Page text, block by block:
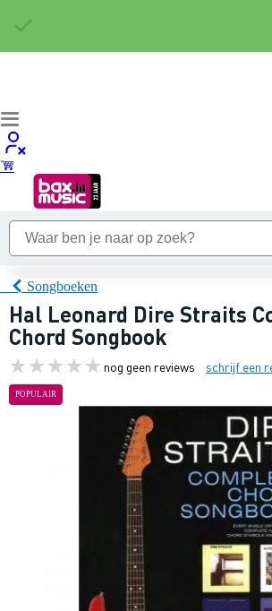
Songboeken
Hal Leonard Dire Straits
Chord Songbook
nog geen reviews schrijf een
POPULAIR